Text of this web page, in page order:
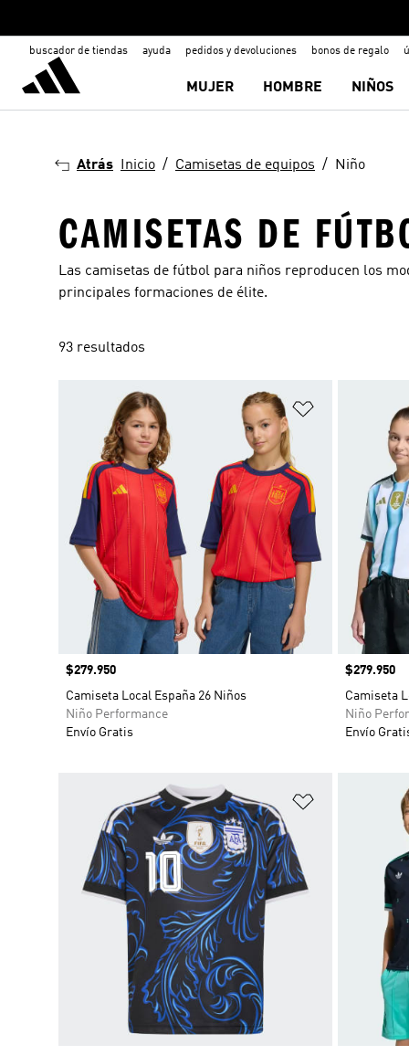
buscador de tiendas ayuda pedidos y devoluciones bonos de regalo
MUJER HOMBRE NIÑOS
Atrás Inicio Camisetas de equipos Niño
CAMISETAS DE
Las camisetas de fútbol para niños reproducen los
principales formaciones de élite.
93 resultados
Añadir a la
Precio
$279.950
Camiseta Local España 26 Niños
Niño Performance
Envío Gratis
Precio
$279.950
Camiseta
Niño
Envío
Añadir a la